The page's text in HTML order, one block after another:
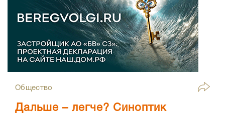
Общество
Дальше – легче? Синоптик